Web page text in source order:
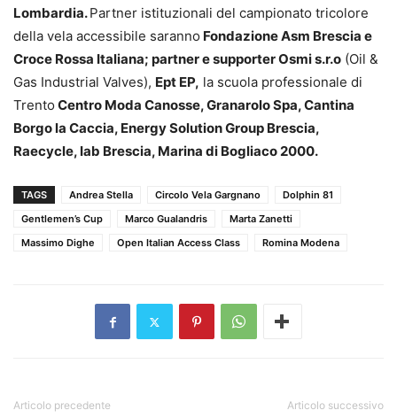
Lombardia.Partner istituzionali del campionato tricolore
della vela accessibile saranno Fondazione Asm Brescia e
Croce Rossa Italiana; partner e supporter Osmi s.r.o (Oil &
Gas Industrial Valves), Ept EP, la scuola professionale di
Trento Centro Moda Canosse, Granarolo Spa, Cantina
Borgo la Caccia, Energy Solution Group Brescia,
Raecycle, Iab Brescia, Marina di Bogliaco 2000.
TAGS Andrea Stella Circolo Vela Gargnano
Dolphin 81
Gentlemen’s Cup
Marco Gualandris
Marta Zanetti
Massimo Dighe
Open Italian Access Class Romina Modena
Articolo precedente Articolo successivo